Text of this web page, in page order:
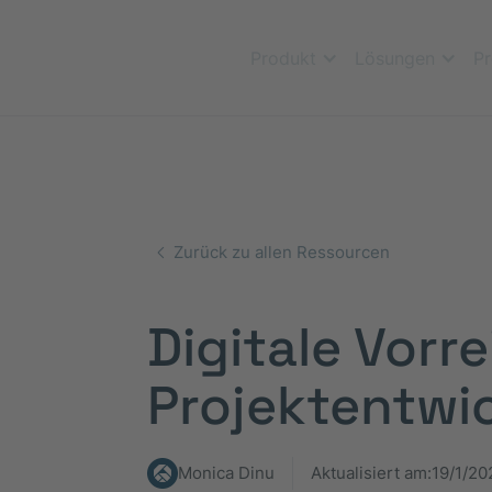
Zurück zu allen Ressourcen
Digitale
Monica Dinu Aktualisiert am:19/1/